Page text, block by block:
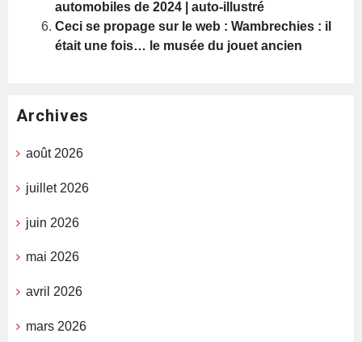
automobiles de 2024 | auto-illustré
Ceci se propage sur le web : Wambrechies : il
était une fois… le musée du jouet ancien
Archives
août 2026
juillet 2026
juin 2026
mai 2026
avril 2026
mars 2026